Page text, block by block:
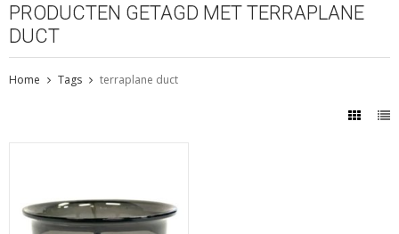
PRODUCTEN GETAGD MET TERRAPLANE
DUCT
Home Tags terraplane duct